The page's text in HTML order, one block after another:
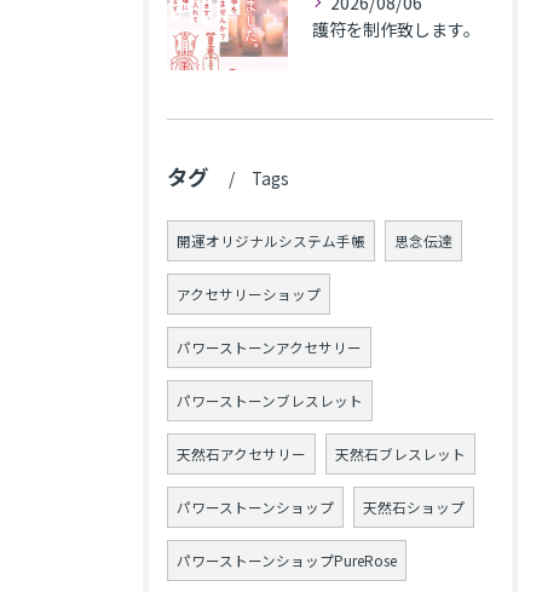
護符を制作致します。
タグ Tags
開運オリジナルシステム手帳 思念伝達
アクセサリーショップ
パワーストーンアクセサリー
パワーストーンブレスレット
天然石アクセサリー 天然石ブレスレット
パワーストーンショップ 天然石ショップ
パワーストーンショップPureRose